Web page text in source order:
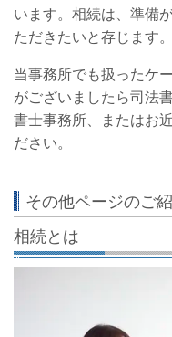
います。相続は、準備
ただきたいと存じます。
当事務所でも扱ったケ
がございましたら司法
書士事務所、またはお
ださい。
その他ページのご
相続とは